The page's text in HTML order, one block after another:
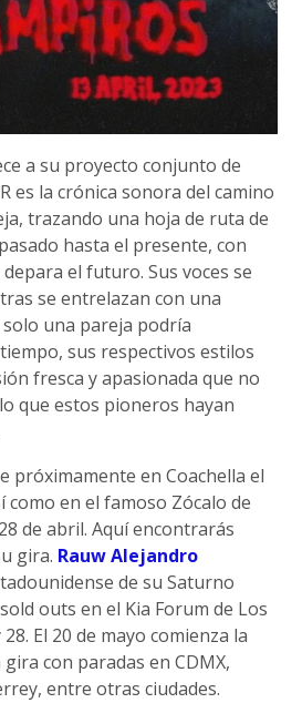
a su proyecto conjunto de
es la crónica sonora del camino
trazando una hoja de ruta de
hasta el presente, con
el futuro. Sus voces se
se entrelazan con una
una pareja podría
sus respectivos estilos
fresca y apasionada que no
que estos pioneros hayan
próximamente en Coachella el
como en el famoso Zócalo de
de abril. Aquí encontrarás
gira. Rauw Alejandro
de su Saturno
outs en el Kia Forum de Los
El 20 de mayo comienza la
con paradas en CDMX,
entre otras ciudades.